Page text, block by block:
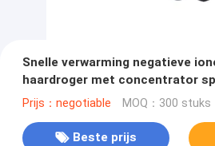
Snelle verwarming negatieve
haardroger met concentrator
Prijs：negotiable MOQ：300 stuks
Beste prijs